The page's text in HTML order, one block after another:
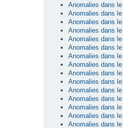
Anomalies dans
Anomalies dans
Anomalies dans
Anomalies dans
Anomalies dans
Anomalies dans
Anomalies dans
Anomalies dans
Anomalies dans
Anomalies dans
Anomalies dans
Anomalies dans
Anomalies dans
Anomalies dans
Anomalies dans